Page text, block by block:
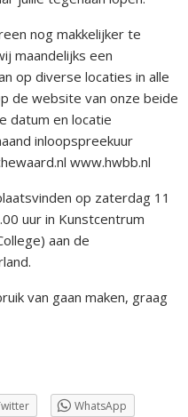
nog makkelijker te
maandelijks een
op diverse locaties in alle
de website van onze beide
datum en locatie
inloopspreekuur
www.hwbb.nl
op zaterdag 11
uur in Kunstcentrum
aan de
van gaan maken, graag
WhatsApp